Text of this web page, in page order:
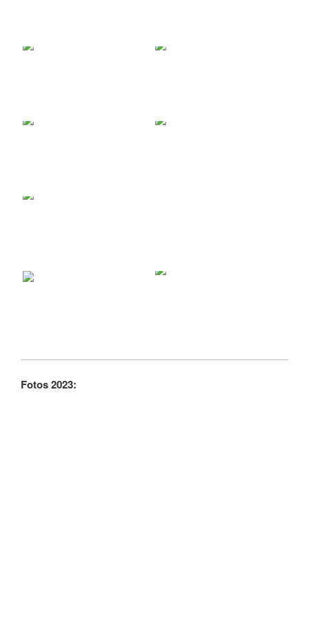
Fotos 2023: